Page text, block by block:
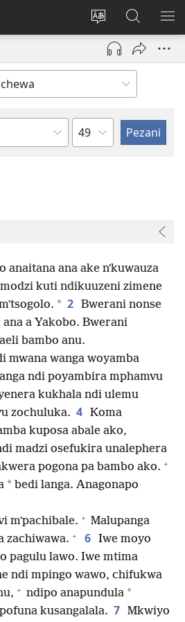
Sinthani
chinenero
cha
webusaitiyi
Lowani
(imatsegula
tsamba
Fufuzani
pa
JW.ORG
Chaputala
anaitana ana ake nʼkuwauza
kuti ndikuuzeni zimene
* 2 Bwerani nonse
a Yakobo. Bwerani
bambo anu.
mwana wanga woyamba
ndi poyambira mphamvu
kukhala ndi ulemu
zochuluka. 4 Koma
kuposa abale ako,
madzi osefukira unalephera
pogona pa bambo ako. +
* bedi langa. Anagonapo
mʼpachibale. + Malupanga
zachiwawa. + 6 Iwe moyo
pagulu lawo. Iwe mtima
ndi mpingo wawo, chifukwa
+ ndipo anapundula *
kusangalala. 7 Mkwiyo